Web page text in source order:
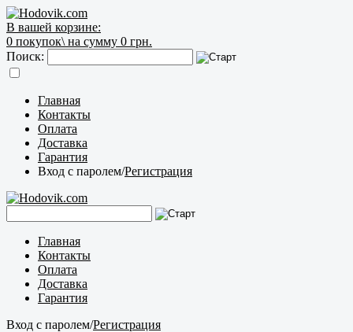
В вашей корзине:
0 покупок\ на сумму 0 грн.
Поиск:
Главная
Контакты
Оплата
Доставка
Гарантия
Вход с паролем/Регистрация
Главная
Контакты
Оплата
Доставка
Гарантия
Вход с паролем/Регистрация